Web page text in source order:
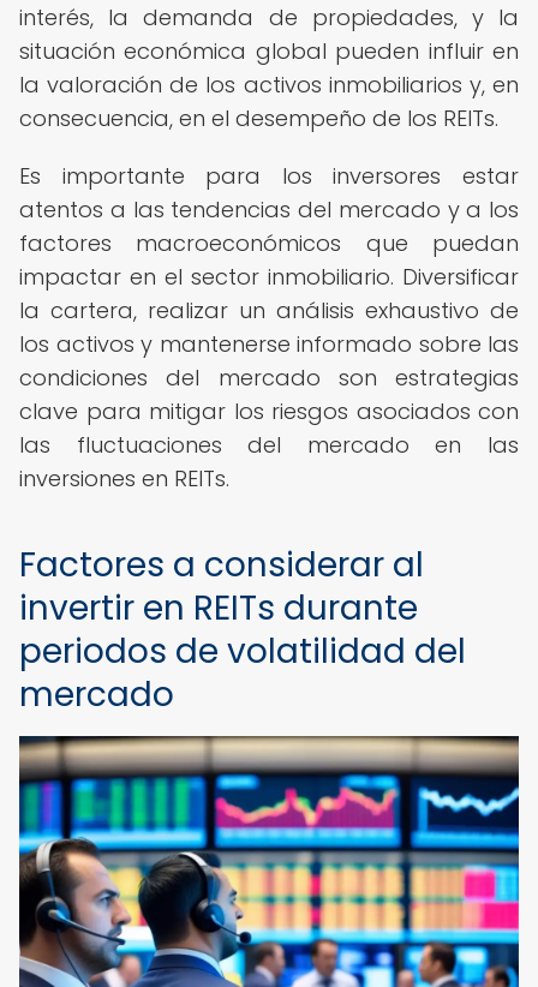
interés, la demanda de propiedades, y la
situación económica global pueden influir en
la valoración de los activos inmobiliarios y, en
consecuencia, en el desempeño de los REITs.
Es importante para los inversores estar
atentos a las tendencias del mercado y a los
factores macroeconómicos que puedan
impactar en el sector inmobiliario. Diversificar
la cartera, realizar un análisis exhaustivo de
los activos y mantenerse informado sobre las
condiciones del mercado son estrategias
clave para mitigar los riesgos asociados con
las fluctuaciones del mercado en las
inversiones en REITs.
Factores a considerar al
invertir en REITs durante
periodos de volatilidad del
mercado